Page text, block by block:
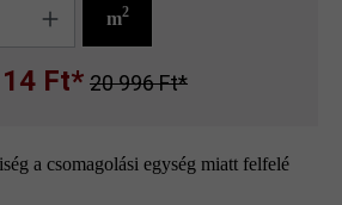
m2
Ft* 20 996 Ft*
a csomagolási egység miatt felfelé